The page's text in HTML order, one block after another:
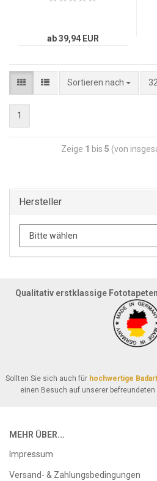
ab 39,94 EUR
Sortieren nach
1
Zeige 1 bis 5 (von
Hersteller
Qualitativ erstklassige
Sollten Sie sich auch für hochwertige
einen Besuch auf unserer befreundeten
MEHR ÜBER...
Impressum
Versand- & Zahlungsbedingungen